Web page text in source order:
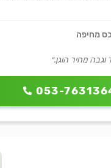
053-
מחיפה
מחיר הוגן.״